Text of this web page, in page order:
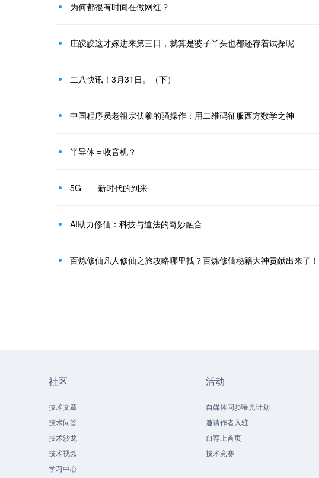
为何都很有时间在做网红？
庄皎皎这才嫁进来第三日，就算是婆子丫头也都还存着试探呢
二八快讯！3月31日。（下）
中国程序员老祖宗伏羲的骚操作：用二维码征服西方数学之神
半导体＝收音机？
5G——新时代的到来
AI助力修仙：科技与道法的奇妙融合
百炼修仙凡人修仙之旅攻略哪里找？百炼修仙秘籍大神贡献出来了！
社区
技术文章
技术问答
技术沙龙
技术视频
学习中心
活动
自媒体同步曝光计划
邀请作者入驻
自荐上首页
技术竞赛